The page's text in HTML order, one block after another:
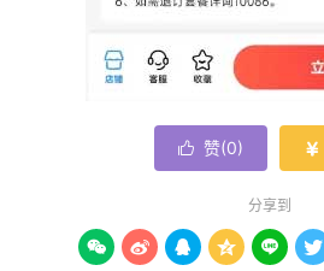
 赞(0) 
分享到
     